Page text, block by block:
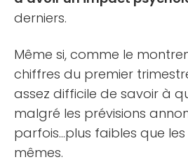
derniers.
Même si, comme le
chiffres du premier
assez difficile de savoir à
malgré les prévisions
parfois…plus faibles que
mêmes.